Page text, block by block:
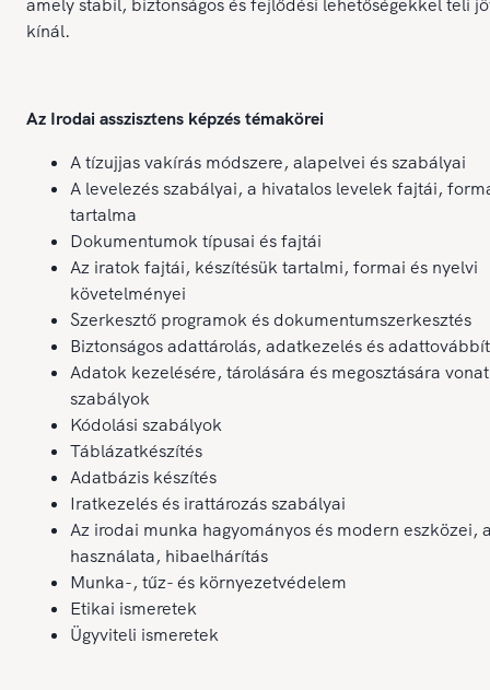
kínál.
Az Irodai asszisztens képzés témakörei
A tízujjas vakírás módszere, alapelvei és szabályai
A levelezés szabályai, a hivatalos levelek fajtái,
tartalma
Dokumentumok típusai és fajtái
Az iratok fajtái, készítésük tartalmi, formai és nyelvi
követelményei
Szerkesztő programok és dokumentumszerkesztés
Biztonságos adattárolás, adatkezelés és
Adatok kezelésére, tárolására és megosztására
szabályok
Kódolási szabályok
Táblázatkészítés
Adatbázis készítés
Iratkezelés és irattározás szabályai
Az irodai munka hagyományos és modern eszközei,
használata, hibaelhárítás
Munka-, tűz- és környezetvédelem
Etikai ismeretek
Ügyviteli ismeretek